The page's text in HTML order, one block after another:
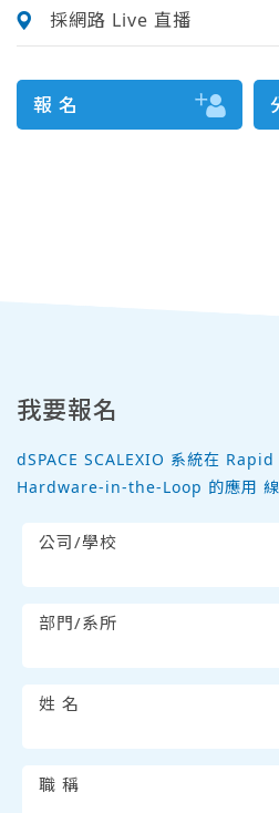
採網路 Live 直播
報 名
我要報名
dSPACE SCALEXIO 系統在
Hardware-in-the-Loop 的應用 線
公司/學校
部門/系所
姓 名
職 稱